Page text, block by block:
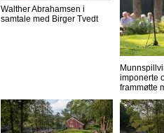
Walther Abrahamsen i
samtale med Birger Tvedt
imponerte
frammøtte